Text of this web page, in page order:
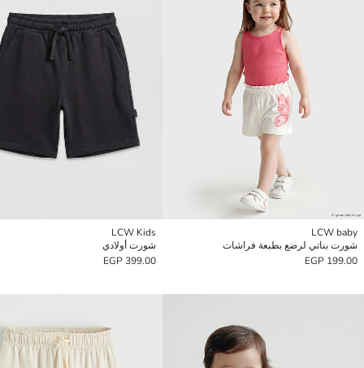
LCW baby
شورت بناتي لرضع بطبعة فراشات
199.00 EGP
LCW Kids
شورت أولادي
399.00 EGP